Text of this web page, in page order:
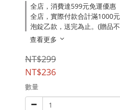
全店，消費達599元免運優惠
全店，實際付款合計滿1000
泡錠乙款，送完為止。(贈品
查看更多
NT$299
NT$236
數量